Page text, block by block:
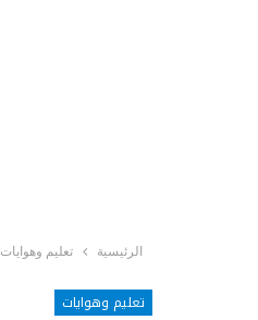
الرئيسية تعليم وهوايات
تعليم وهوايات